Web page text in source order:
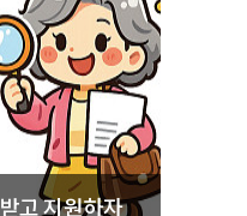
고 지원하자